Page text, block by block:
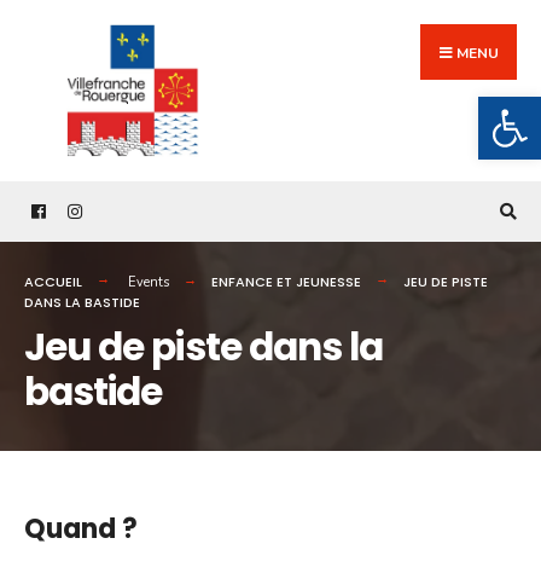
content
MENU
ACCUEIL Events ENFANCE ET JEUNESSE
JEU DE PISTE
DANS LA BASTIDE
Jeu de piste dans la
bastide
Quand ?